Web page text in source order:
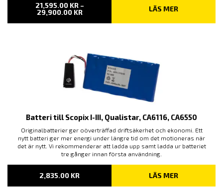
21,595.00 KR –
29,900.00 KRPRISINTERVALL:
TILL
LÄS MER
Batteri till Scopix I-III, Qualistar, CA6116, CA6550
Originalbatterier ger oöverträffad driftsäkerhet och ekonomi. Ett
nytt batteri ger mer energi under längre tid om det motioneras när
det är nytt. Vi rekommenderar att ladda upp samt ladda ur batteriet
tre gånger innan första användning.
2,835.00 KR LÄS MER